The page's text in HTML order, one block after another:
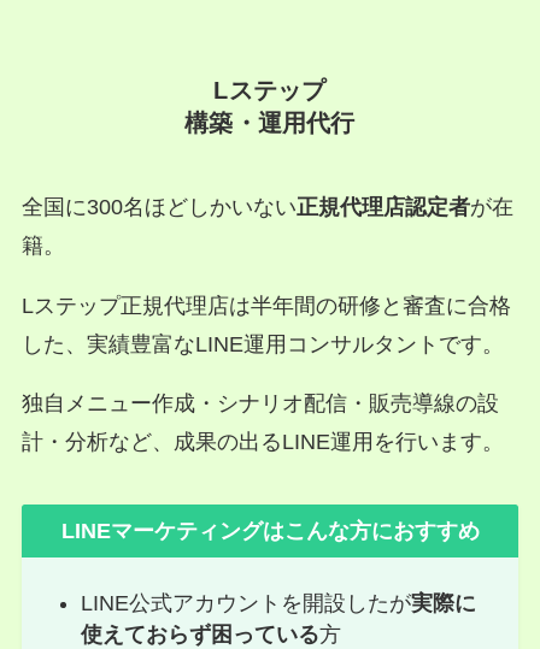
Lステップ
構築・運用代行
全国に300名ほどしかいない正規代理店認定者が在
籍。
Lステップ正規代理店は半年間の研修と審査に合格
した、実績豊富なLINE運用コンサルタントです。
独自メニュー作成・シナリオ配信・販売導線の設
計・分析など、成果の出るLINE運用を行います。
LINEマーケティングはこんな方におすすめ
LINE公式アカウントを開設したが実際に
使えておらず困っている方